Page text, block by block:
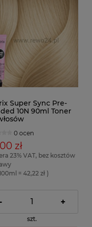
Super Sync Pre-
10N 90ml Toner
0 ocen
zł
23% VAT, bez kosztów
= 42,22 zł )
- +
szt.